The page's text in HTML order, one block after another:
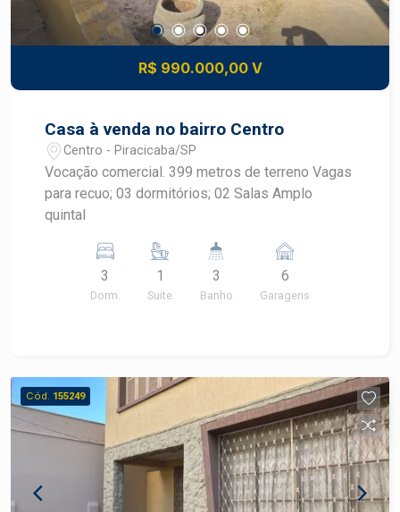
R$ 990.000,00 V
Casa à venda no bairro Centro
Centro - Piracicaba/SP
Vocação comercial. 399 metros de terreno Vagas
para recuo; 03 dormitórios; 02 Salas Amplo
quintal
3
Dorm.
1
Suite
3
Banho
6
Garagens
Cód. 155249